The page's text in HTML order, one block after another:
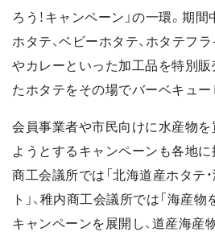
ろう！キャンペーン」の一環。期
ホタテ、ベビーホタテ、ホタテフ
やカレーといった加工品を特別販
たホタテをその場でバーベキュー
会員事業者や市民向けに水産物を
ようとするキャンペーンも各地に
商工会議所では「北海道産ホタテ
ト」、稚内商工会議所では「海産物
キャンペーンを展開し、道産海産